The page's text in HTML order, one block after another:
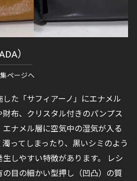
）
ページへ
た「サフィアーノ」にエナメル
布、クリスタル付きのパンプス
ナメル層に空気中の湿気が入る
ってしまったり、黒いシミのよう
しやすい特徴があります。 レシ
目の細かい型押し（凹凸）の質